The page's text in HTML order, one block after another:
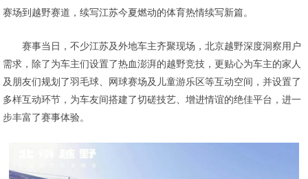
赛场到越野赛道，续写江苏今夏燃动的体育热情续写新篇。
赛事当日，不少江苏及外地车主齐聚现场，北京越野深度洞察用户
需求，除了为车主们设置了热血澎湃的越野竞技，更贴心为车主的家人
及朋友们规划了羽毛球、网球赛场及儿童游乐区等互动空间，并设置了
多样互动环节，为车友间搭建了切磋技艺、增进情谊的绝佳平台，进一
步丰富了赛事体验。